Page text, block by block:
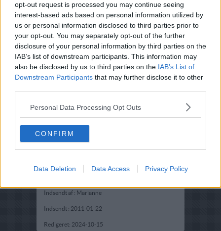
opt-out request is processed you may continue seeing
interest-based ads based on personal information utilized by
us or personal information disclosed to third parties prior to
your opt-out. You may separately opt-out of the further
disclosure of your personal information by third parties on the
IAB’s list of downstream participants. This information may
also be disclosed by us to third parties on the IAB’s List of
Downstream Participants that may further disclose it to other
Personal Data Processing Opt Outs
CONFIRM
Data Deletion Data Access Privacy Policy
Opskriftsinfo
Ret :
Suppe-
Indsendt af : Marianne
Indsendt : 2011-01-22
Redigeret: 2024-10-15